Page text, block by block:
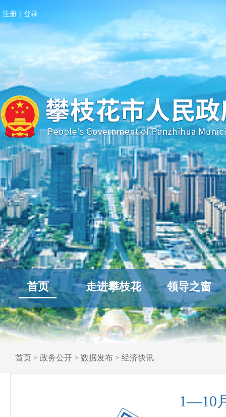
注册 | 登录
首页 走进攀枝花 领导之窗
首页 > 政务公开 > 数据发布 > 经济快讯
1—10